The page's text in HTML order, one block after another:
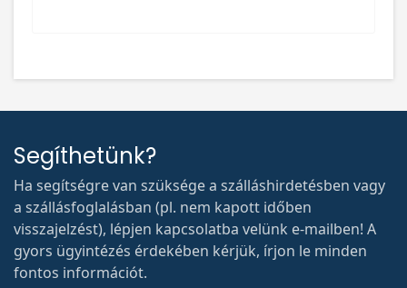
Segíthetünk?
Ha segítségre van szüksége a szálláshirdetésben vagy
a szállásfoglalásban (pl. nem kapott időben
visszajelzést), lépjen kapcsolatba velünk e-mailben! A
gyors ügyintézés érdekében kérjük, írjon le minden
fontos információt.